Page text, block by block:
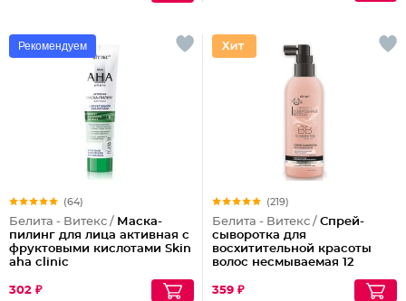
Рекомендуем
(64)
Белита - Витекс / Маска-
пилинг для лица активная с
фруктовыми кислотами Skin
aha clinic
302 ₽
(219)
Белита - Витекс / Спрей-
сыворотка для
восхитительной красоты
волос несмываемая 12
Волосы
359 ₽